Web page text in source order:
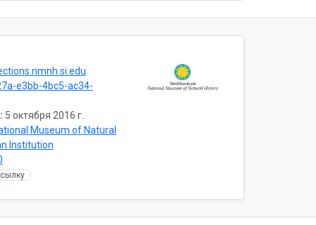
e3bb-4bc5-ac34-
5 октября 2016 г.
Museum of Natural
Institution